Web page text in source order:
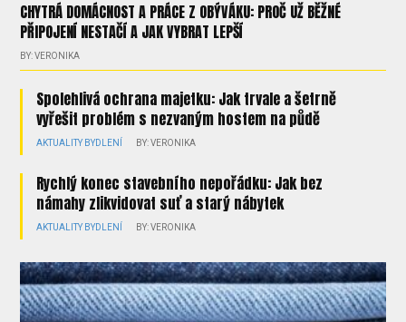
CHYTRÁ DOMÁCNOST A PRÁCE Z OBÝVÁKU: PROČ UŽ BĚŽNÉ
PŘIPOJENÍ NESTAČÍ A JAK VYBRAT LEPŠÍ
BY: VERONIKA
Spolehlivá ochrana majetku: Jak trvale a šetrně
vyřešit problém s nezvaným hostem na půdě
AKTUALITY BYDLENÍ BY: VERONIKA
Rychlý konec stavebního nepořádku: Jak bez
námahy zlikvidovat suť a starý nábytek
AKTUALITY BYDLENÍ BY: VERONIKA